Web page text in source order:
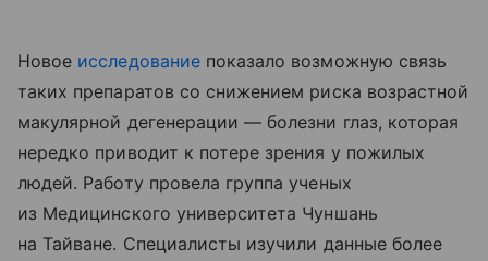
Новое исследованиепоказало возможную связь
таких препаратов со снижением риска возрастной
макулярной дегенерации — болезни глаз, которая
нередко приводит к потере зрения у пожилых
людей. Работу провела группа ученых
из Медицинского университета Чуншань
на Тайване. Специалисты изучили данные более